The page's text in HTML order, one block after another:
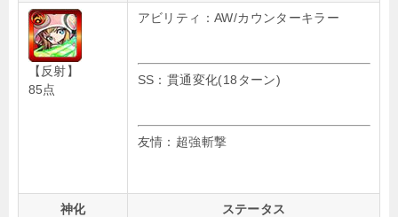
【反射】
85点
アビリティ：AW/カウンターキラー
SS：貫通変化(18ターン)
友情：超強斬撃
神化 ステータス